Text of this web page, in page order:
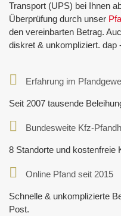
Transport (UPS) bei Ihnen
Überprüfung durch unser
den vereinbarten Betrag.
diskret & unkompliziert. dap
Erfahrung im
Seit 2007 tausende
Bundesweite Kfz-
8 Standorte und kostenfreie
Online Pfand seit 2015
Schnelle & unkomplizierte
Post.